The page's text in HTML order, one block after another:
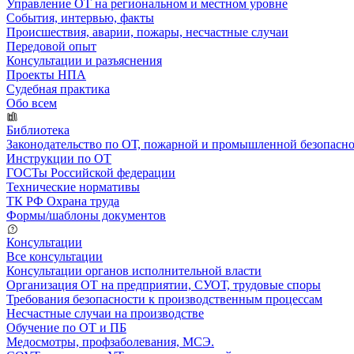
Управление ОТ на региональном и местном уровне
События, интервью, факты
Происшествия, аварии, пожары, несчастные случаи
Передовой опыт
Консультации и разъяснения
Проекты НПА
Судебная практика
Обо всем
Библиотека
Законодательство по ОТ, пожарной и промышленной
Инструкции по ОТ
ГОСТы Российской федерации
Технические нормативы
ТК РФ Охрана труда
Формы/шаблоны документов
Консультации
Все консультации
Консультации органов исполнительной власти
Организация ОТ на предприятии, СУОТ, трудовые споры
Требования безопасности к производственным процессам
Несчастные случаи на производстве
Обучение по ОТ и ПБ
Медосмотры, профзаболевания, МСЭ.